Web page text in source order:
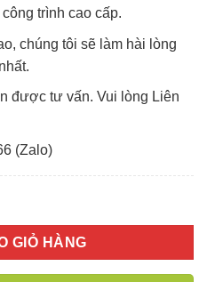
trình cao cấp.
chúng tôi sẽ làm hài lòng
được tư vấn. Vui lòng Liên
(Zalo)
GIỎ HÀNG